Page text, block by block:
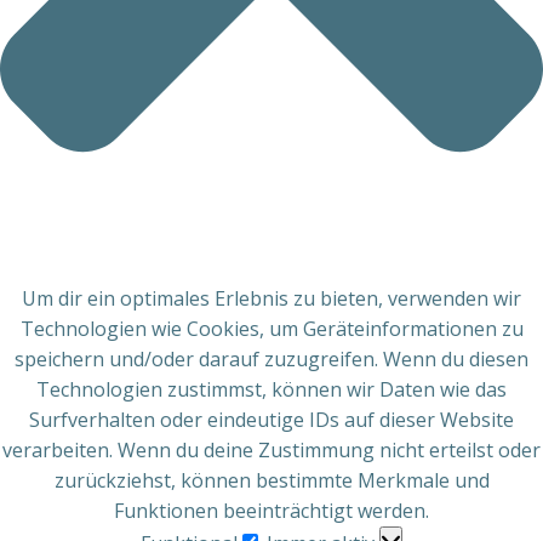
Um dir ein optimales Erlebnis zu bieten, verwenden wir
Technologien wie Cookies, um Geräteinformationen zu
speichern und/oder darauf zuzugreifen. Wenn du diesen
Technologien zustimmst, können wir Daten wie das
Surfverhalten oder eindeutige IDs auf dieser Website
verarbeiten. Wenn du deine Zustimmung nicht erteilst oder
zurückziehst, können bestimmte Merkmale und
Funktionen beeinträchtigt werden.